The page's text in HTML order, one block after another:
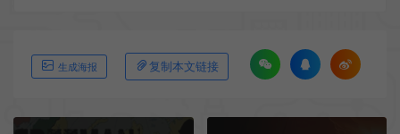
生成海报 复制本文链接